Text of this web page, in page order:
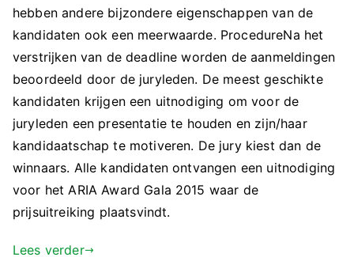
hebben andere bijzondere eigenschappen van de
kandidaten ook een meerwaarde. ProcedureNa het
verstrijken van de deadline worden de aanmeldingen
beoordeeld door de juryleden. De meest geschikte
kandidaten krijgen een uitnodiging om voor de
juryleden een presentatie te houden en zijn/haar
kandidaatschap te motiveren. De jury kiest dan de
winnaars. Alle kandidaten ontvangen een uitnodiging
voor het ARIA Award Gala 2015 waar de
prijsuitreiking plaatsvindt.
Lees verder